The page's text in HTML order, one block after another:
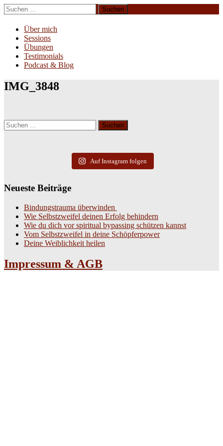
Zum
Inhalt
springen
Suchen
nach:
Über mich
Sessions
Übungen
Testimonials
Podcast & Blog
IMG_3848
Suchen
nach:
Auf Instagram folgen
Neueste Beiträge
Bindungstrauma überwinden
Wie Selbstzweifel deinen Erfolg behindern
Wie du dich vor spiritual bypassing schützen kannst
Vom Selbstzweifel in deine Schöpferpower
Deine Weiblichkeit heilen
Impressum & AGB